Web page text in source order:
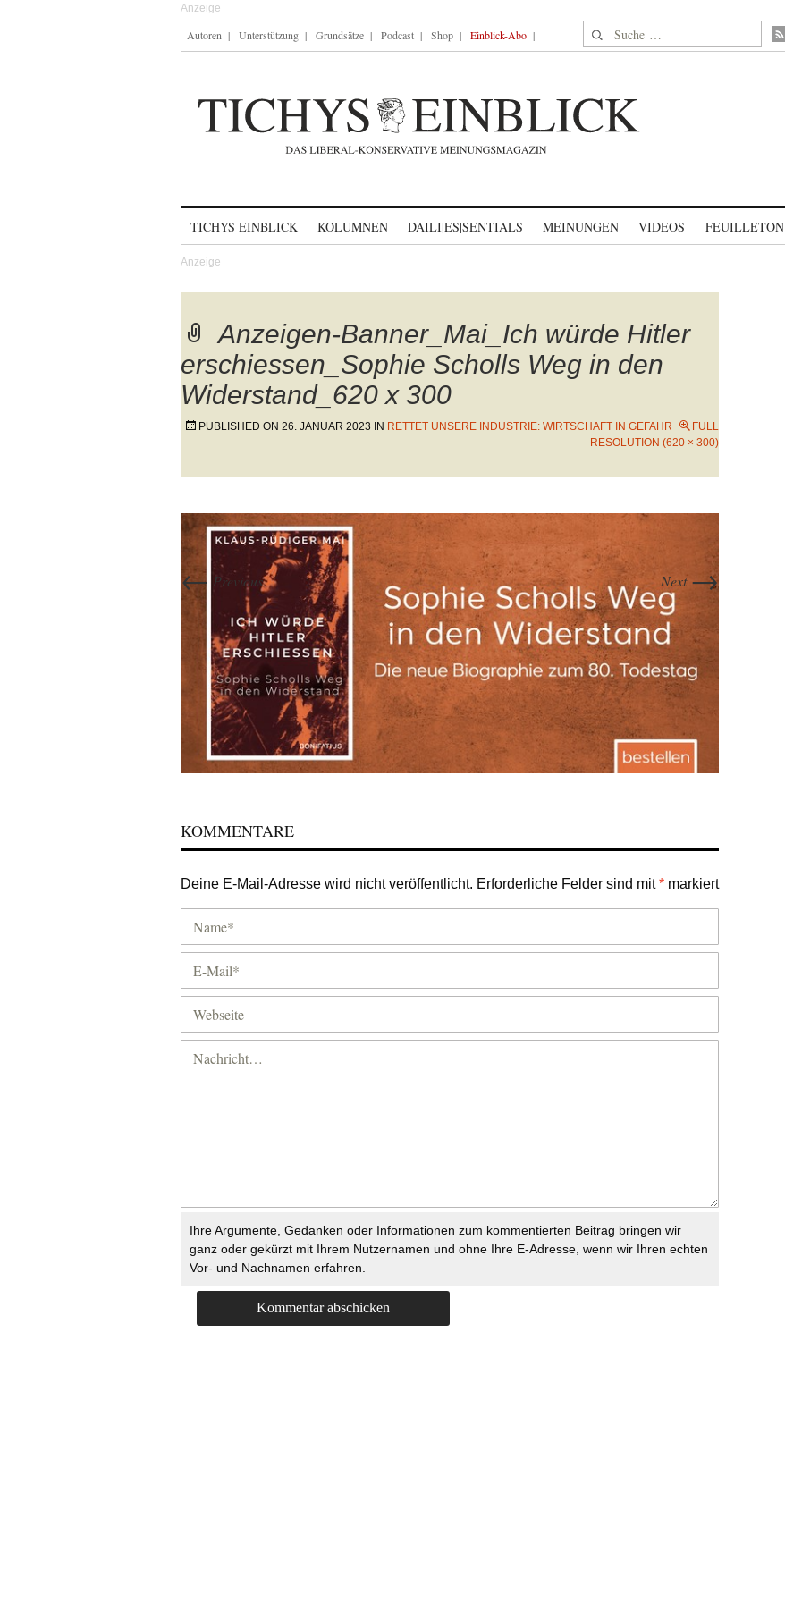
Autoren Unterstützung Grundsätze Podcast Shop Einblick-Abo Suche nach:
TICHYS EINBLICK KOLUMNEN DAILI|ES|SENTIALS MEINUNGEN VIDEOS FEUILLETON
Anzeigen-Banner_Mai_Ich würde Hitler
erschiessen_Sophie Scholls Weg in den
Widerstand_620 x 300
PUBLISHED ON 26. JANUAR 2023 IN RETTET UNSERE INDUSTRIE: WIRTSCHAFT IN GEFAHR
FULL
RESOLUTION (620 × 300)
← Previous Next →
KOMMENTARE
Deine E-Mail-Adresse wird nicht veröffentlicht. Erforderliche Felder sind mit* markiert
Ihre Argumente, Gedanken oder Informationen zum kommentierten Beitrag bringen wir
ganz oder gekürzt mit Ihrem Nutzernamen und ohne Ihre E-Adresse, wenn wir Ihren echten
Vor- und Nachnamen erfahren.